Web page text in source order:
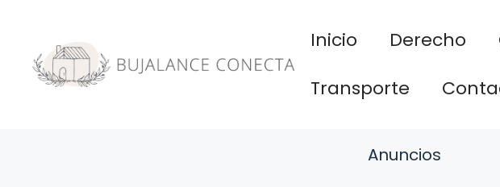
contenido
Inicio Derecho
Transporte
Anuncios